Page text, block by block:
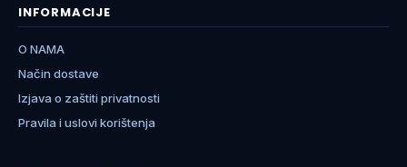
INFORMACIJE
O NAMA
Način dostave
Izjava o zaštiti privatnosti
Pravila i uslovi korištenja